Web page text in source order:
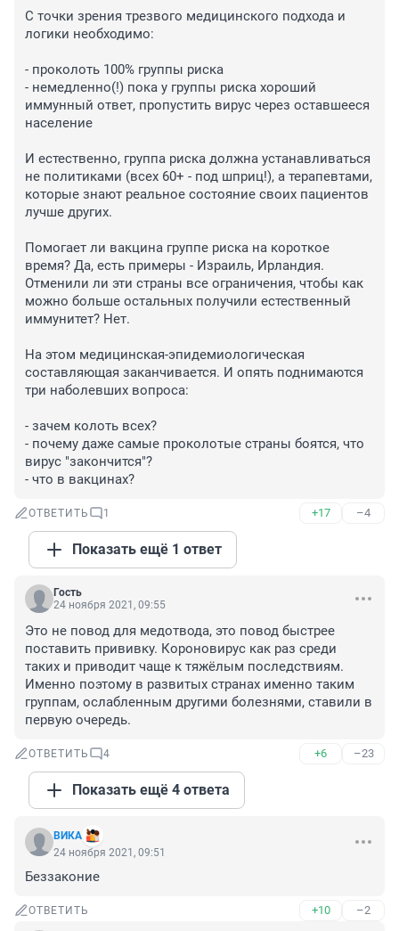
С точки зрения трезвого медицинского подхода и
логики необходимо:
- проколоть 100% группы риска
- немедленно(!) пока у группы риска хороший
иммунный ответ, пропустить вирус через оставшееся
население
И естественно, группа риска должна устанавливаться
не политиками (всех 60+ - под шприц!), а терапевтами,
которые знают реальное состояние своих пациентов
лучше других.
Помогает ли вакцина группе риска на короткое
время? Да, есть примеры - Израиль, Ирландия.
Отменили ли эти страны все ограничения, чтобы как
можно больше остальных получили естественный
иммунитет? Нет.
На этом медицинская-эпидемиологическая
составляющая заканчивается. И опять поднимаются
три наболевших вопроса:
- зачем колоть всех?
- почему даже самые проколотые страны боятся, что
вирус "закончится"?
- что в вакцинах?
ОТВЕТИТЬ 1 +17 –4
Показать ещё 1 ответ
Гость
24 ноября 2021, 09:55
Это не повод для медотвода, это повод быстрее
поставить прививку. Короновирус как раз среди
таких и приводит чаще к тяжёлым последствиям.
Именно поэтому в развитых странах именно таким
группам, ослабленным другими болезнями, ставили в
первую очередь.
ОТВЕТИТЬ 4 +6 –23
Показать ещё 4 ответа
ВИКА
24 ноября 2021, 09:51
Беззаконие
ОТВЕТИТЬ +10 –2